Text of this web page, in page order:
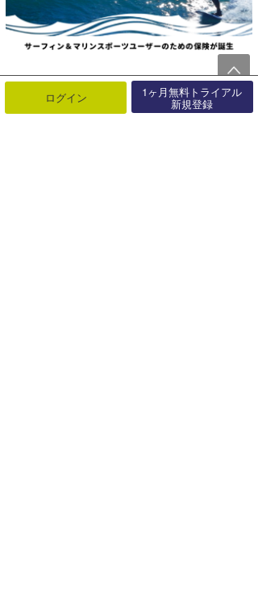
ログイン 1ヶ月無料トライアル
新規登録